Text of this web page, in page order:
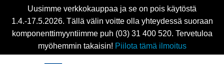
Uusimme verkkokauppaa ja se on pois käytöstä
1.4.-17.5.2026. Tällä välin voitte olla yhteydessä suoraan
komponenttimyyntiimme puh (03) 31 400 520. Tervetuloa
myöhemmin takaisin! Piilota tämä ilmoitus